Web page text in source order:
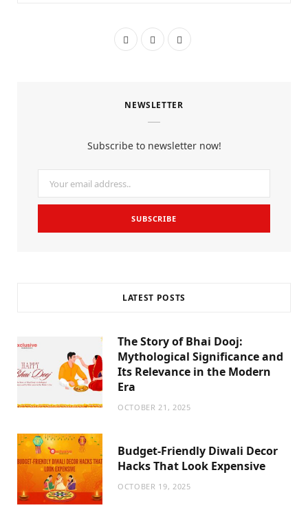
F
e
k
T
t
I
t
a
NEWSLETTER
Subscribe to newsletter now!
LATEST POSTS
The Story of Bhai Dooj:
Mythological Significance and
Its Relevance in the Modern
Era
OCTOBER 21, 2025
Budget-Friendly Diwali Decor
Hacks That Look Expensive
OCTOBER 19, 2025